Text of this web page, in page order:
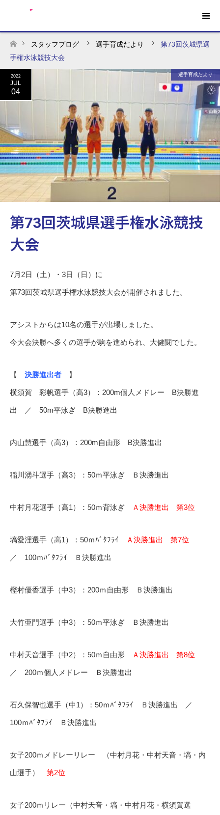
ホーム
スタッフブログ 選手育成だより
第73回茨城県選
手権水泳競技大会
2022
JUL
04
選手育成だより
第73回茨城県選手権水泳競技
大会
7月2日（土）・3日（日）に
第73回茨城県選手権水泳競技大会が開催されました。
アシストからは10名の選手が出場しました。
今大会決勝へ多くの選手が駒を進められ、大健闘でした。
【 決勝進出者 】
横須賀 彩帆選手（高3）：200m個人メドレー B決勝進
出 ／ 50m平泳ぎ B決勝進出
内山慧選手（高3）：200m自由形 B決勝進出
稲川湧斗選手（高3）：50ｍ平泳ぎ Ｂ決勝進出
中村月花選手（高1）：50ｍ背泳ぎ Ａ決勝進出 第3位
塙愛浬選手（高1）：50ｍﾊﾞﾀﾌﾗｲ Ａ決勝進出 第7位
／ 100ｍﾊﾞﾀﾌﾗｲ Ｂ決勝進出
樫村優香選手（中3）：200ｍ自由形 Ｂ決勝進出
大竹亜門選手（中3）：50ｍ平泳ぎ Ｂ決勝進出
中村天音選手（中2）：50ｍ自由形 Ａ決勝進出 第8位
／ 200ｍ個人メドレー Ｂ決勝進出
石久保智也選手（中1）：50ｍﾊﾞﾀﾌﾗｲ Ｂ決勝進出 ／
100ｍﾊﾞﾀﾌﾗｲ Ｂ決勝進出
女子200ｍメドレーリレー （中村月花・中村天音・塙・内
山選手） 第2位
女子200ｍリレー（中村天音・塙・中村月花・横須賀選